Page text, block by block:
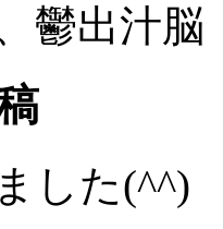
鬱出汁脳
した(^^)